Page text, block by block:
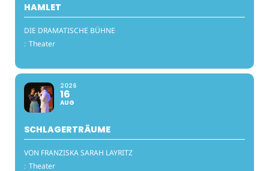
HAMLET
DIE DRAMATISCHE BÜHNE
: Theater
2026
16
AUG
SCHLAGERTRÄUME
VON FRANZISKA SARAH LAYRITZ
: Theater